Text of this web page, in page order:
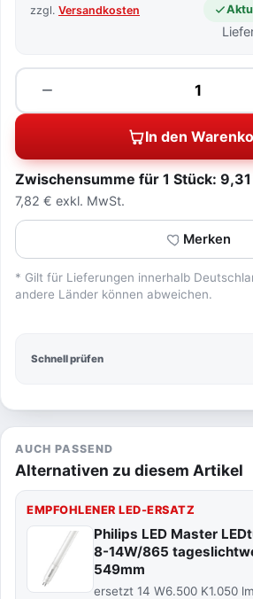
Schnell prüfen
zzgl. Versandkosten
−
Menge
In den
Zwischensumme für 1 Stück:
7,82 € exkl. MwSt.
Merken
* Gilt für Lieferungen innerhalb
andere Länder können abweichen.
AUCH PASSEND
Alternativen zu diesem Artikel
EMPFOHLENER LED-ERSATZ
Philips LED Master
8-14W/865
549mm
ersetzt 14 W6.500 K1.050 lm